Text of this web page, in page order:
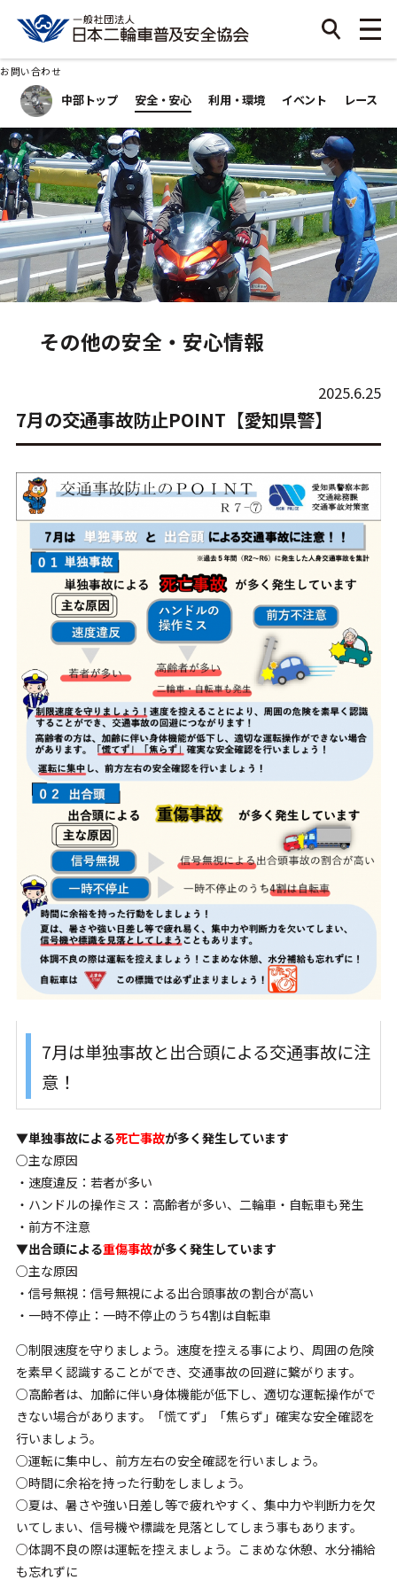
中部トップ 安全・安心 利用・環境 イベント レース
お問い合わせ
その他の安全・安心情報
2025.6.25
7月の交通事故防止POINT【愛知県警】
7月は単独事故と出合頭による交通事故に注
意！
▼単独事故による死亡事故が多く発生しています
○主な原因
・速度違反：若者が多い
・ハンドルの操作ミス：高齢者が多い、二輪車・自転車も発生
・前方不注意
▼出合頭による重傷事故が多く発生しています
○主な原因
・信号無視：信号無視による出合頭事故の割合が高い
・一時不停止：一時不停止のうち4割は自転車
○制限速度を守りましょう。速度を控える事により、周囲の危険
を素早く認識することができ、交通事故の回避に繋がります。
○高齢者は、加齢に伴い身体機能が低下し、適切な運転操作がで
きない場合があります。「慌てず」「焦らず」確実な安全確認を
行いましょう。
○運転に集中し、前方左右の安全確認を行いましょう。
○時間に余裕を持った行動をしましょう。
○夏は、暑さや強い日差し等で疲れやすく、集中力や判断力を欠
いてしまい、信号機や標識を見落としてしまう事もあります。
○体調不良の際は運転を控えましょう。こまめな休憩、水分補給
も忘れずに